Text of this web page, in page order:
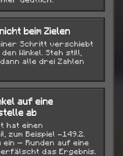
beim Zielen
Schritt verschiebt
Winkel. Steh still,
alle drei Zahlen
auf eine
ab
hat einen
zum Beispiel -149.2.
ein — Runden auf eine
das Ergebnis.